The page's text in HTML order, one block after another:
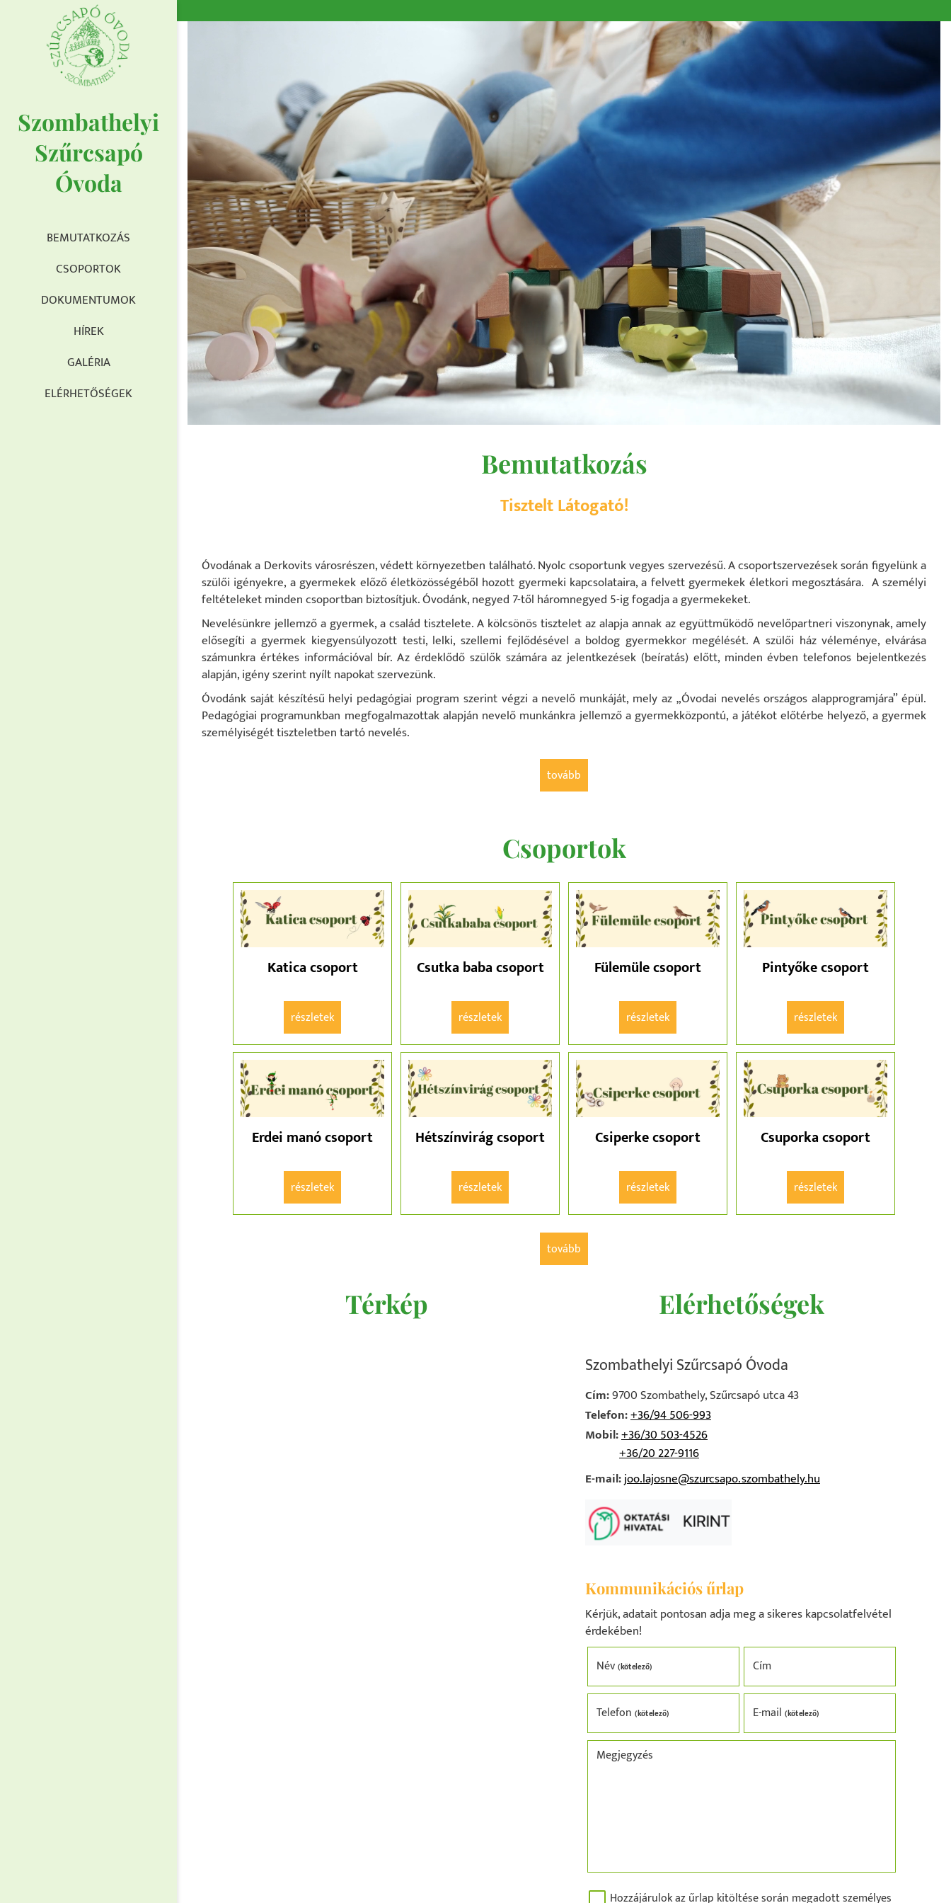
UGRÁS A TARTALOMHOZ
Szombathelyi
Szűrcsapó
Óvoda
BEMUTATKOZÁS
CSOPORTOK
DOKUMENTUMOK
HÍREK
GALÉRIA
ELÉRHETŐSÉGEK
Bemutatkozás
Tisztelt Látogató!
Óvodának a Derkovits városrészen, védett környezetben található. Nyolc csoportunk vegyes szervezésű. A csoportszervezések során figyelünk a
szülői igényekre, a gyermekek előző életközösségéből hozott gyermeki kapcsolataira, a felvett gyermekek életkori megosztására. A személyi
feltételeket minden csoportban biztosítjuk. Óvodánk, negyed 7-től háromnegyed 5-ig fogadja a gyermekeket.
Nevelésünkre jellemző a gyermek, a család tisztelete. A kölcsönös tisztelet az alapja annak az együttműködő nevelőpartneri viszonynak, amely
elősegíti a gyermek kiegyensúlyozott testi, lelki, szellemi fejlődésével a boldog gyermekkor megélését. A szülői ház véleménye, elvárása
számunkra értékes információval bír. Az érdeklődő szülők számára az jelentkezések (beíratás) előtt, minden évben telefonos bejelentkezés
alapján, igény szerint nyílt napokat szervezünk.
Óvodánk saját készítésű helyi pedagógiai program szerint végzi a nevelő munkáját, mely az „Óvodai nevelés országos alapprogramjára” épül.
Pedagógiai programunkban megfogalmazottak alapján nevelő munkánkra jellemző a gyermekközpontú, a játékot előtérbe helyező, a gyermek
személyiségét tiszteletben tartó nevelés.
tovább
Csoportok
Katica csoport
részletek
Csutka baba csoport
részletek
Fülemüle csoport
részletek
Pintyőke csoport
részletek
Erdei manó csoport
részletek
Hétszínvirág csoport
részletek
Csiperke csoport
részletek
Csuporka csoport
részletek
tovább
Elérhetőségek
Szombathelyi Szűrcsapó Óvoda
Cím:9700 Szombathely, Szűrcsapó utca 43
Telefon:+36/94 506-993
Mobil:+36/30 503-4526
+36/20 227-9116
E-mail:joo.lajosne@szurcsapo.szombathely.hu
Kommunikációs űrlap
Kérjük, adatait pontosan adja meg a sikeres kapcsolatfelvétel
érdekében!
Név (kötelező) Cím
Telefon (kötelező) E-mail (kötelező)
Megjegyzés
Hozzájárulok az űrlap kitöltése során megadott személyes
Térkép